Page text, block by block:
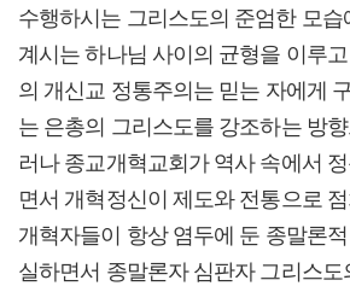
수행하시는 그리스도의 준엄한 모
계시는 하나님 사이의 균형을 이루
의 개신교 정통주의는 믿는 자에게
는 은총의 그리스도를 강조하는 방
러나 종교개혁교회가 역사 속에서
면서 개혁정신이 제도와 전통으로
개혁자들이 항상 염두에 둔 종말론
실하면서 종말론자 심판자 그리스